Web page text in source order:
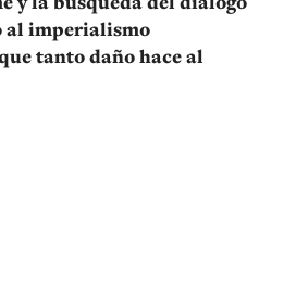
al imperialismo
tanto daño hace al